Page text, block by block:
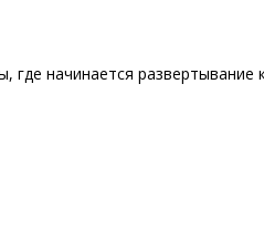
где начинается развертывание